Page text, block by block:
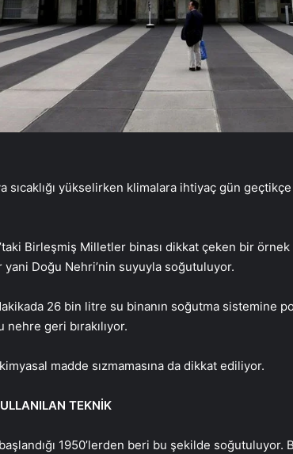
sıcaklığı yükselirken klimalara ihtiyaç gün
Birleşmiş Milletler binası dikkat çeken bir örnek
yani Doğu Nehri’nin suyuyla soğutuluyor.
26 bin litre su binanın soğutma sistemine
nehre geri bırakılıyor.
madde sızmamasına da dikkat ediliyor.
TEKNİK
1950’lerden beri bu şekilde soğutuluyor.